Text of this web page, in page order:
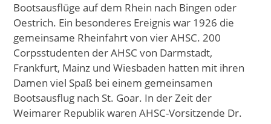
Bootsausflüge auf dem Rhein nach Bingen oder
Oestrich. Ein besonderes Ereignis war 1926 die
gemeinsame Rheinfahrt von vier AHSC. 200
Corpsstudenten der AHSC von Darmstadt,
Frankfurt, Mainz und Wiesbaden hatten mit ihren
Damen viel Spaß bei einem gemeinsamen
Bootsausflug nach St. Goar. In der Zeit der
Weimarer Republik waren AHSC-Vorsitzende Dr.